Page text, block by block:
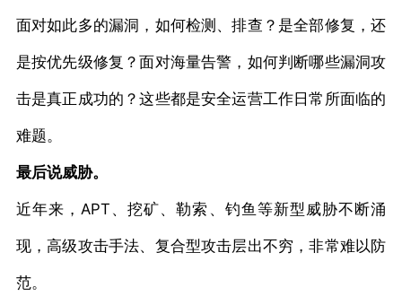
面对如此多的漏洞，如何检测、排查？是全部修复，还
是按优先级修复？面对海量告警，如何判断哪些漏洞攻
击是真正成功的？这些都是安全运营工作日常所面临的
难题。
最后说威胁。
近年来，APT、挖矿、勒索、钓鱼等新型威胁不断涌
现，高级攻击手法、复合型攻击层出不穷，非常难以防
范。